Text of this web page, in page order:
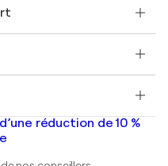
réduction de 10 %